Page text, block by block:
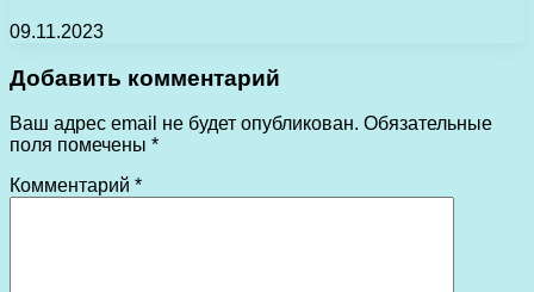
09.11.2023
Добавить комментарий
Ваш адрес email не будет опубликован. Обязательные
поля помечены *
Комментарий *